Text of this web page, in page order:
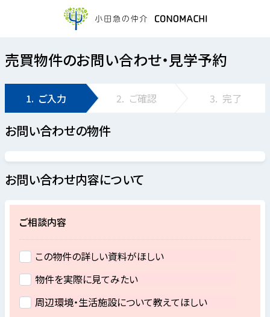
売買物件のお問い合わせ・見学予約
1. ご入力 2. ご確認 3. 完了
お問い合わせの物件
お問い合わせ内容について
ご相談内容
この物件の詳しい資料がほしい
物件を実際に見てみたい
周辺環境・生活施設について教えてほしい